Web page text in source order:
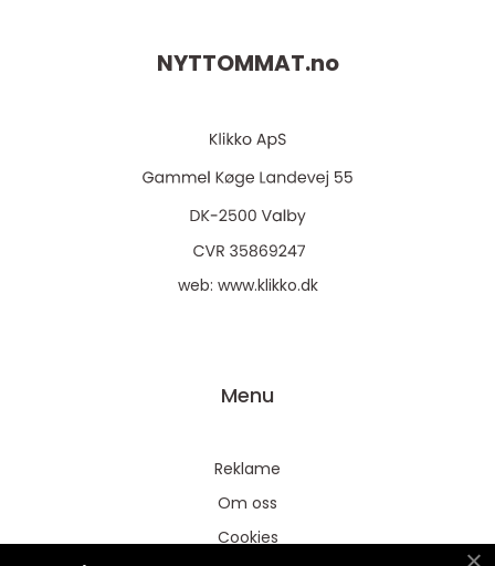
NYTTOMMAT.no
web: www.klikko.dk
Menu
Reklame
Om oss
Cookies